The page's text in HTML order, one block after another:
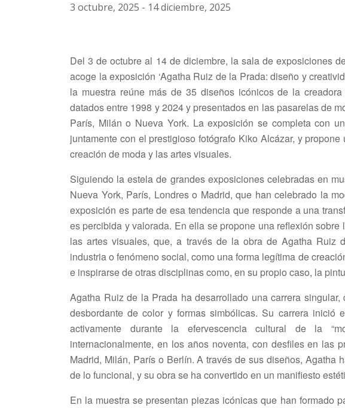
3 octubre, 2025 - 14 diciembre, 2025
Del 3 de octubre al 14 de diciembre, la sala de exposiciones
acoge la exposición ‘Agatha Ruiz de la Prada: diseño y
la muestra reúne más de 35 diseños icónicos de la
datados entre 1998 y 2024 y presentados en las pasarelas de
París, Milán o Nueva York. La exposición se completa con
juntamente con el prestigioso fotógrafo Kiko Alcázar, y
creación de moda y las artes visuales.
Siguiendo la estela de grandes exposiciones celebradas en
Nueva York, París, Londres o Madrid, que han celebrado la
exposición es parte de esa tendencia que responde a una
es percibida y valorada. En ella se propone una reflexión
las artes visuales, que, a través de la obra de Agatha Ruiz
industria o fenómeno social, como una forma legítima de
e inspirarse de otras disciplinas como, en su propio caso, la
Agatha Ruiz de la Prada ha desarrollado una carrera
desbordante de color y formas simbólicas. Su carrera inició
activamente durante la efervescencia cultural de la
internacionalmente, en los años noventa, con desfiles en las
Madrid, Milán, París o Berlín. A través de sus diseños, Agatha
de lo funcional, y su obra se ha convertido en un manifiesto
En la muestra se presentan piezas icónicas que han formado